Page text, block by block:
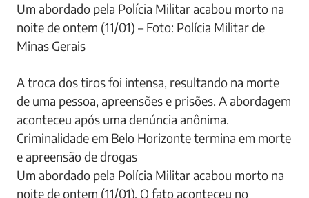
Um abordado pela Polícia Militar acabou morto na
noite de ontem (11/01) – Foto: Polícia Militar de
Minas Gerais
A troca dos tiros foi intensa, resultando na morte
de uma pessoa, apreensões e prisões. A abordagem
aconteceu após uma denúncia anônima.
Criminalidade em Belo Horizonte termina em morte
e apreensão de drogas
Um abordado pela Polícia Militar acabou morto na
noite de ontem (11/01). O fato aconteceu no